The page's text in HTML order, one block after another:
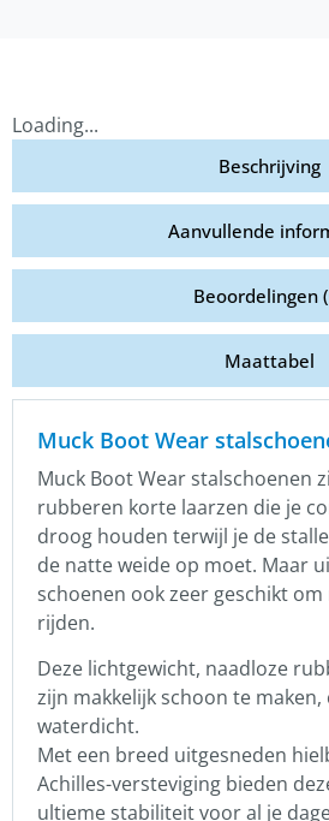
Loading...
Beschrijving
Aanvullende
Beoordelingen
Maattabel
Muck Boot Wear
Muck Boot Wear stalschoenen
rubberen korte laarzen die je
droog houden terwijl je de
de natte weide op moet. Maar
schoenen ook zeer geschikt
rijden.
Deze lichtgewicht, naadloze
zijn makkelijk schoon te
waterdicht.
Met een breed uitgesneden
Achilles-versteviging bieden
ultieme stabiliteit voor al je